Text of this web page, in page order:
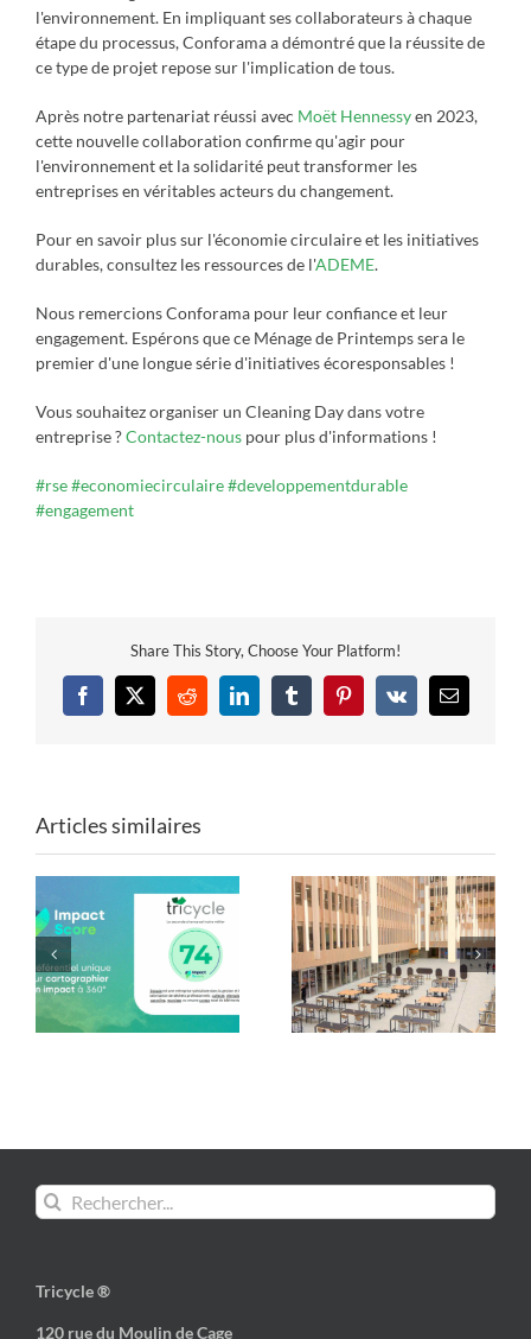
l'environnement. En impliquant ses collaborateurs à chaque
étape du processus, Conforama a démontré que la réussite de
ce type de projet repose sur l'implication de tous.
Après notre partenariat réussi avec Moët Hennessyen 2023,
cette nouvelle collaboration confirme qu'agir pour
l'environnement et la solidarité peut transformer les
entreprises en véritables acteurs du changement.
Pour en savoir plus sur l'économie circulaire et les initiatives
durables, consultez les ressources de l'ADEME.
Nous remercions Conforama pour leur confiance et leur
engagement. Espérons que ce Ménage de Printemps sera le
premier d'une longue série d'initiatives écoresponsables !
Vous souhaitez organiser un Cleaning Day dans votre
entreprise ?Contactez-nouspour plus d'informations !
#rse#economiecirculaire#developpementdurable
#engagement
Share This Story, Choose Your Platform!
Facebook
X RedditLinkedInTumblrPinterest
Vk Email
Articles similaires
Mobilier de Paris 2024
: une seconde vie avec
Tricycle !
Les formes du réemploi
: Tricycle x ENSA Paris-
Est
Rechercher:
Tricycle ®
120 rue du Moulin de Cage